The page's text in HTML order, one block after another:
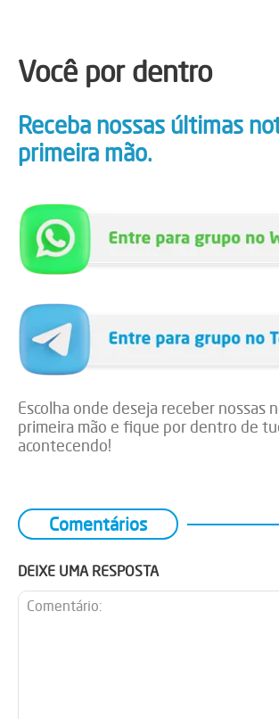
Você por dentro
Receba nossas últimas
primeira mão.
Escolha onde deseja receber nossas
primeira mão e fique por dentro de
acontecendo!
Comentários
DEIXE UMA RESPOSTA